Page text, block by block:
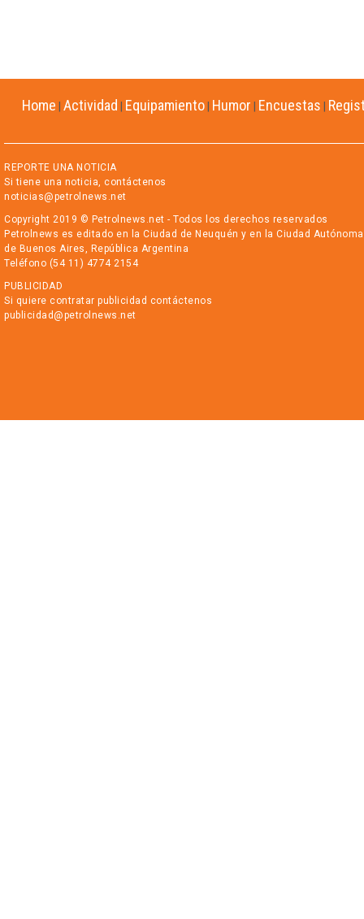
Home Actividad Equipamiento Humor Encuestas
REPORTE UNA NOTICIA
Si tiene una noticia, contáctenos
noticias@petrolnews.net
Copyright 2019 © Petrolnews.net - Todos los derechos reservados
Petrolnews es editado en la Ciudad de Neuquén y en la Ciudad Autónoma
de Buenos Aires, República Argentina
Teléfono (54 11) 4774 2154
PUBLICIDAD
Si quiere contratar publicidad contáctenos
publicidad@petrolnews.net